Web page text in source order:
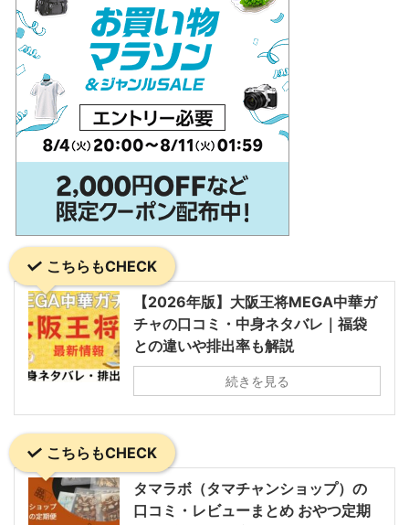
こちらもCHECK
【2026年版】大阪王将MEGA中華ガ
チャの口コミ・中身ネタバレ｜福袋
との違いや排出率も解説
続きを見る
こちらもCHECK
タマラボ（タマチャンショップ）の
口コミ・レビューまとめ おやつ定期